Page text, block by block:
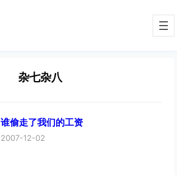
杂七杂八
谁偷走了我们的工资
2007-12-02